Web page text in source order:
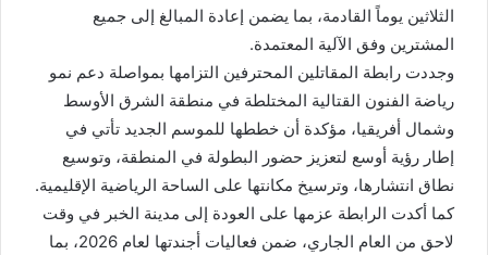
الثلاثين يوماً القادمة، بما يضمن إعادة المبالغ إلى جميع
المشترين وفق الآلية المعتمدة.
وجددت رابطة المقاتلين المحترفين التزامها بمواصلة دعم نمو
رياضة الفنون القتالية المختلطة في منطقة الشرق الأوسط
وشمال أفريقيا، مؤكدة أن خططها للموسم الجديد تأتي في
إطار رؤية أوسع لتعزيز حضور البطولة في المنطقة، وتوسيع
نطاق انتشارها، وترسيخ مكانتها على الساحة الرياضية الإقليمية.
كما أكدت الرابطة عزمها على العودة إلى مدينة الخبر في وقت
لاحق من العام الجاري، ضمن فعاليات أجندتها لعام 2026، بما